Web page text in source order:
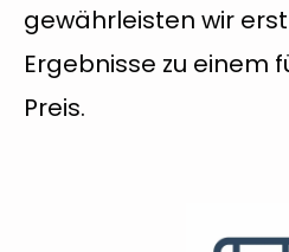
gewährleisten wir
Ergebnisse zu einem
Preis.